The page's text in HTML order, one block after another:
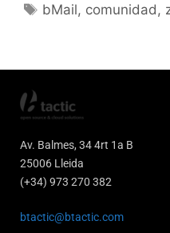
bMail, comunidad ,
Av. Balmes, 34 4rt 1a B
25006 Lleida
(+34) 973 270 382
btactic@btactic.com